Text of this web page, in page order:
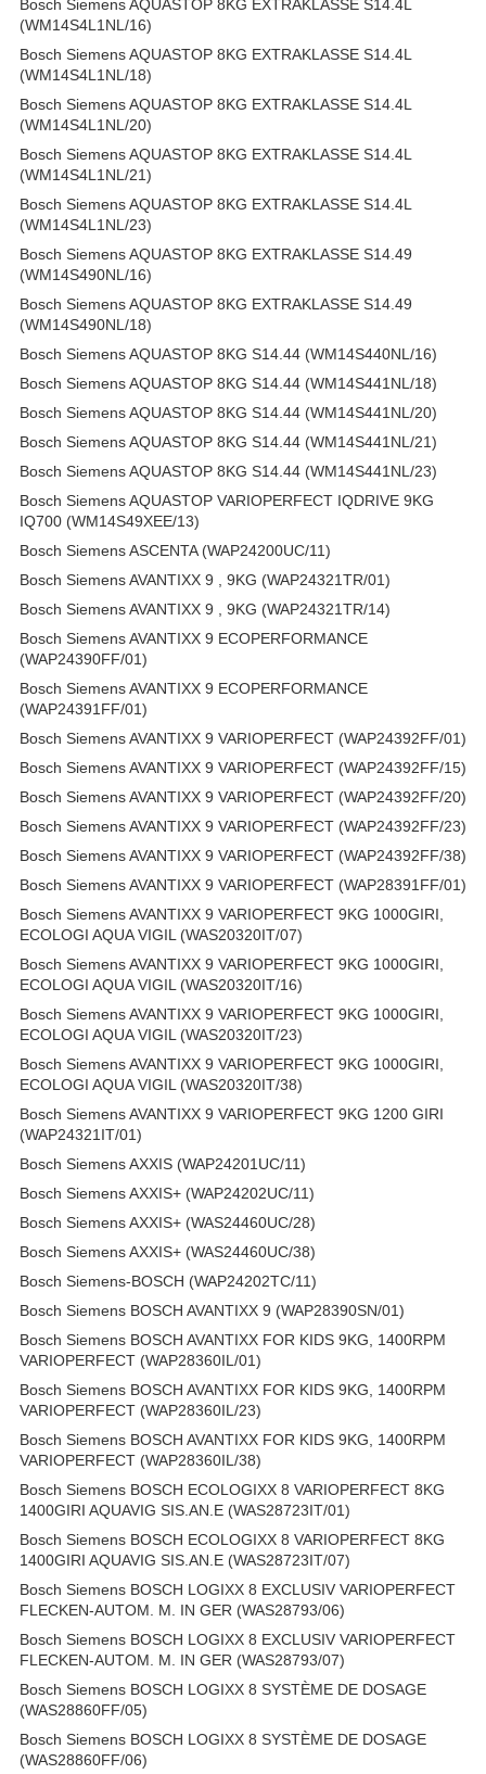
Bosch Siemens AQUASTOP 8KG EXTRAKLASSE S14.4L
(WM14S4L1NL/16)
Bosch Siemens AQUASTOP 8KG EXTRAKLASSE S14.4L
(WM14S4L1NL/18)
Bosch Siemens AQUASTOP 8KG EXTRAKLASSE S14.4L
(WM14S4L1NL/20)
Bosch Siemens AQUASTOP 8KG EXTRAKLASSE S14.4L
(WM14S4L1NL/21)
Bosch Siemens AQUASTOP 8KG EXTRAKLASSE S14.4L
(WM14S4L1NL/23)
Bosch Siemens AQUASTOP 8KG EXTRAKLASSE S14.49
(WM14S490NL/16)
Bosch Siemens AQUASTOP 8KG EXTRAKLASSE S14.49
(WM14S490NL/18)
Bosch Siemens AQUASTOP 8KG S14.44 (WM14S440NL/16)
Bosch Siemens AQUASTOP 8KG S14.44 (WM14S441NL/18)
Bosch Siemens AQUASTOP 8KG S14.44 (WM14S441NL/20)
Bosch Siemens AQUASTOP 8KG S14.44 (WM14S441NL/21)
Bosch Siemens AQUASTOP 8KG S14.44 (WM14S441NL/23)
Bosch Siemens AQUASTOP VARIOPERFECT IQDRIVE 9KG
IQ700 (WM14S49XEE/13)
Bosch Siemens ASCENTA (WAP24200UC/11)
Bosch Siemens AVANTIXX 9 , 9KG (WAP24321TR/01)
Bosch Siemens AVANTIXX 9 , 9KG (WAP24321TR/14)
Bosch Siemens AVANTIXX 9 ECOPERFORMANCE
(WAP24390FF/01)
Bosch Siemens AVANTIXX 9 ECOPERFORMANCE
(WAP24391FF/01)
Bosch Siemens AVANTIXX 9 VARIOPERFECT (WAP24392FF/01)
Bosch Siemens AVANTIXX 9 VARIOPERFECT (WAP24392FF/15)
Bosch Siemens AVANTIXX 9 VARIOPERFECT (WAP24392FF/20)
Bosch Siemens AVANTIXX 9 VARIOPERFECT (WAP24392FF/23)
Bosch Siemens AVANTIXX 9 VARIOPERFECT (WAP24392FF/38)
Bosch Siemens AVANTIXX 9 VARIOPERFECT (WAP28391FF/01)
Bosch Siemens AVANTIXX 9 VARIOPERFECT 9KG 1000GIRI,
ECOLOGI AQUA VIGIL (WAS20320IT/07)
Bosch Siemens AVANTIXX 9 VARIOPERFECT 9KG 1000GIRI,
ECOLOGI AQUA VIGIL (WAS20320IT/16)
Bosch Siemens AVANTIXX 9 VARIOPERFECT 9KG 1000GIRI,
ECOLOGI AQUA VIGIL (WAS20320IT/23)
Bosch Siemens AVANTIXX 9 VARIOPERFECT 9KG 1000GIRI,
ECOLOGI AQUA VIGIL (WAS20320IT/38)
Bosch Siemens AVANTIXX 9 VARIOPERFECT 9KG 1200 GIRI
(WAP24321IT/01)
Bosch Siemens AXXIS (WAP24201UC/11)
Bosch Siemens AXXIS+ (WAP24202UC/11)
Bosch Siemens AXXIS+ (WAS24460UC/28)
Bosch Siemens AXXIS+ (WAS24460UC/38)
Bosch Siemens-BOSCH (WAP24202TC/11)
Bosch Siemens BOSCH AVANTIXX 9 (WAP28390SN/01)
Bosch Siemens BOSCH AVANTIXX FOR KIDS 9KG, 1400RPM
VARIOPERFECT (WAP28360IL/01)
Bosch Siemens BOSCH AVANTIXX FOR KIDS 9KG, 1400RPM
VARIOPERFECT (WAP28360IL/23)
Bosch Siemens BOSCH AVANTIXX FOR KIDS 9KG, 1400RPM
VARIOPERFECT (WAP28360IL/38)
Bosch Siemens BOSCH ECOLOGIXX 8 VARIOPERFECT 8KG
1400GIRI AQUAVIG SIS.AN.E (WAS28723IT/01)
Bosch Siemens BOSCH ECOLOGIXX 8 VARIOPERFECT 8KG
1400GIRI AQUAVIG SIS.AN.E (WAS28723IT/07)
Bosch Siemens BOSCH LOGIXX 8 EXCLUSIV VARIOPERFECT
FLECKEN-AUTOM. M. IN GER (WAS28793/06)
Bosch Siemens BOSCH LOGIXX 8 EXCLUSIV VARIOPERFECT
FLECKEN-AUTOM. M. IN GER (WAS28793/07)
Bosch Siemens BOSCH LOGIXX 8 SYSTÈME DE DOSAGE
(WAS28860FF/05)
Bosch Siemens BOSCH LOGIXX 8 SYSTÈME DE DOSAGE
(WAS28860FF/06)